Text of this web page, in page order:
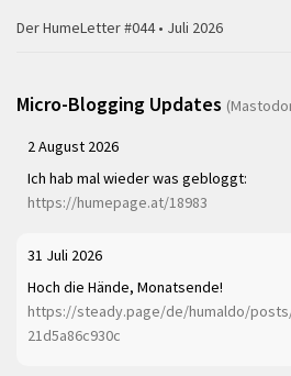
Der HumeLetter #044 • Juli 2026
Micro-Blogging Updates
2 August 2026
Ich hab mal wieder was gebloggt:
https://humepage.at/18983
31 Juli 2026
Hoch die Hände, Monatsende!
https://steady.page/de/humaldo/posts/
21d5a86c930c